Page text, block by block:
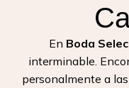
En Boda
interminable.
personalmente a